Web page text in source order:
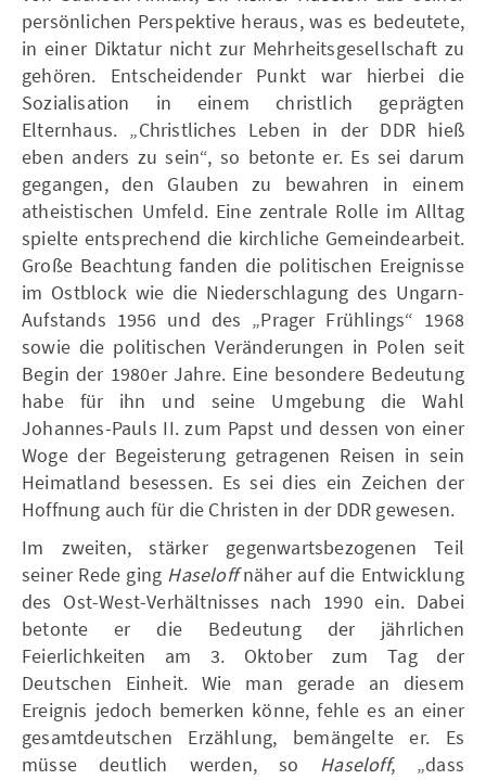
persönlichen Perspektive heraus, was es bedeutete,
in einer Diktatur nicht zur Mehrheitsgesellschaft zu
gehören. Entscheidender Punkt war hierbei die
Sozialisation in einem christlich geprägten
Elternhaus. „Christliches Leben in der DDR hieß
eben anders zu sein“, so betonte er. Es sei darum
gegangen, den Glauben zu bewahren in einem
atheistischen Umfeld. Eine zentrale Rolle im Alltag
spielte entsprechend die kirchliche Gemeindearbeit.
Große Beachtung fanden die politischen Ereignisse
im Ostblock wie die Niederschlagung des Ungarn-
Aufstands 1956 und des „Prager Frühlings“ 1968
sowie die politischen Veränderungen in Polen seit
Begin der 1980er Jahre. Eine besondere Bedeutung
habe für ihn und seine Umgebung die Wahl
Johannes-Pauls II. zum Papst und dessen von einer
Woge der Begeisterung getragenen Reisen in sein
Heimatland besessen. Es sei dies ein Zeichen der
Hoffnung auch für die Christen in der DDR gewesen.
Im zweiten, stärker gegenwartsbezogenen Teil
seiner Rede ging Haseloffnäher auf die Entwicklung
des Ost-West-Verhältnisses nach 1990 ein. Dabei
betonte er die Bedeutung der jährlichen
Feierlichkeiten am 3. Oktober zum Tag der
Deutschen Einheit. Wie man gerade an diesem
Ereignis jedoch bemerken könne, fehle es an einer
gesamtdeutschen Erzählung, bemängelte er. Es
müsse deutlich werden, so Haseloff, „dass